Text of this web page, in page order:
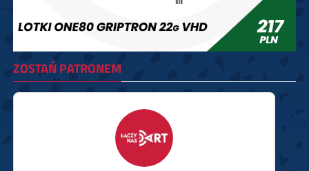
ZOSTAŃ PATRONEM